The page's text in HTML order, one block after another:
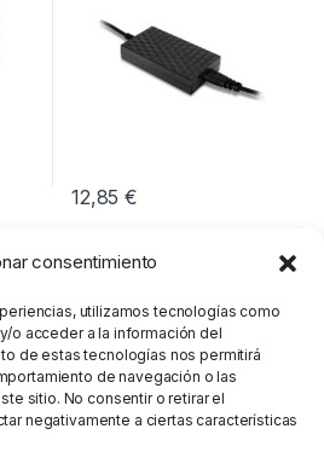
consentimiento
utilizamos tecnologías como
o acceder a la información del
de estas tecnologías nos permitirá
de navegación o las
sitio. No consentir o retirar el
negativamente a ciertas características
12,85€